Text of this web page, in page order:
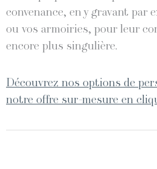
convenance, en y gravant par
ou vos armoiries, pour leur
encore plus singulière.
Découvrez nos options de
notre offre sur-mesure en